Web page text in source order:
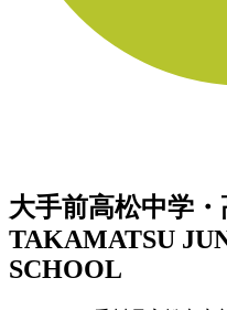
大手前高松中学
TAKAMATSU
SCHOOL